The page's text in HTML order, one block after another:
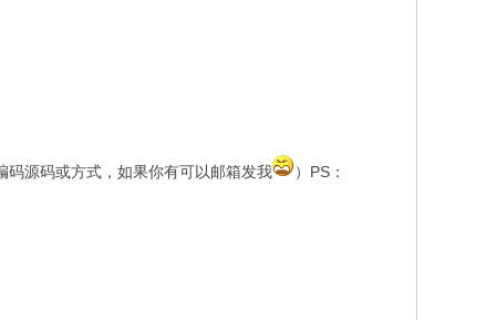
源码或方式，如果你有可以邮箱发我
）PS：